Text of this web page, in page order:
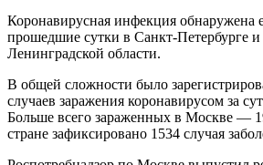
Коронавирусная инфекция обнаружена
прошедшие сутки в Санкт-Петербурге и
Ленинградской области.
В общей сложности было
случаев заражения коронавирусом за
Больше всего зараженных в Москве —
стране зафиксировано 1534 случая